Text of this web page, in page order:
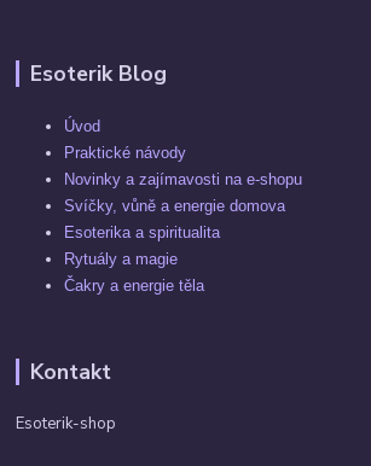
Esoterik Blog
Úvod
Praktické návody
Novinky a zajímavosti na e-shopu
Svíčky, vůně a energie domova
Esoterika a spiritualita
Rytuály a magie
Čakry a energie těla
Kontakt
Esoterik-shop